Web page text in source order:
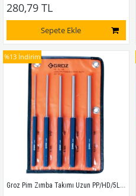
280,79 TL
Sepete Ekle
Groz Pim Zımba Takımı Uzun PP/HD/5L/ST
%13 İndirim